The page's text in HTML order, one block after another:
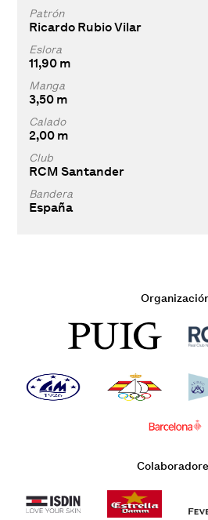
Patrón
Ricardo Rubio Vilar
Eslora
11,90 m
Manga
3,50 m
Calado
2,00 m
Club
RCM Santander
Bandera
España